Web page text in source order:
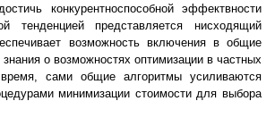
конкурентноспособной эффектвности
тенденцией представляется нисходящий
возможность включения в общие
о возможностях оптимизации в частных
сами общие алгоритмы усиливаются
минимизации стоимости для выбора